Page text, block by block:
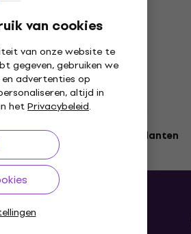
van cookies
van onze website te
gegeven, gebruiken we
advertenties op
altijd in
hetPrivacybeleid.
€ 249 +3 miljoen klanten
links